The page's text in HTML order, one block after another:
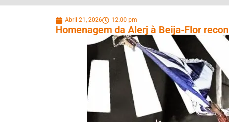
Abril 21, 2026 12:00 pm
Homenagem da Alerj à Beija-Flor